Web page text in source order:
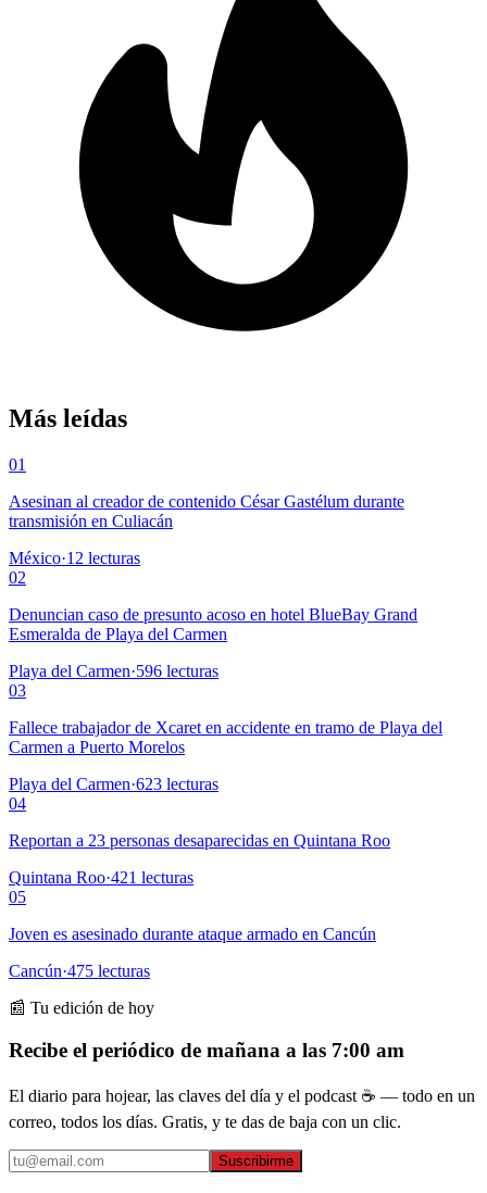
Más leídas
01
Asesinan al creador de contenido César Gastélum durante
transmisión en Culiacán
México·12 lecturas
02
Denuncian caso de presunto acoso en hotel BlueBay Grand
Esmeralda de Playa del Carmen
Playa del Carmen·596 lecturas
03
Fallece trabajador de Xcaret en accidente en tramo de Playa del
Carmen a Puerto Morelos
Playa del Carmen·623 lecturas
04
Reportan a 23 personas desaparecidas en Quintana Roo
Quintana Roo·421 lecturas
05
Joven es asesinado durante ataque armado en Cancún
Cancún·475 lecturas
📰 Tu edición de hoy
Recibe el periódico de mañana a las 7:00 am
El diario para hojear, las claves del día y el podcast ☕ — todo en un
correo, todos los días. Gratis, y te das de baja con un clic.
Suscribirme